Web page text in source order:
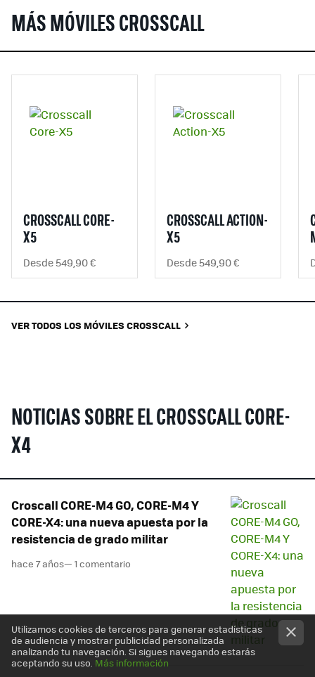
MÁS MÓVILES CROSSCALL
CROSSCALL CORE-
X5
Desde 549,90 €
CROSSCALL ACTION-
X5
Desde 549,90 €
VER TODOS LOS MÓVILES CROSSCALL
NOTICIAS SOBRE EL CROSSCALL CORE-
X4
Croscall CORE-M4 GO, CORE-M4 Y
CORE-X4: una nueva apuesta por la
resistencia de grado militar
hace 7 años— 1 comentario
Utilizamos cookies de terceros para generar estadísticas
de audiencia y mostrar publicidad personalizada
analizando tu navegación. Si sigues navegando estarás
aceptando su uso. Más información